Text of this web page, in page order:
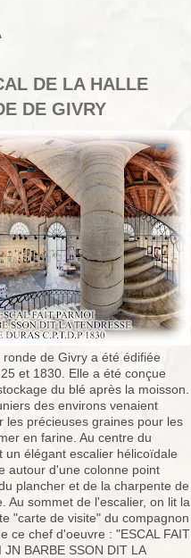
DE LA HALLE
DE GIVRY
ronde de Givry a été édifiée
et 1830. Elle a été conçue
du blé après la moisson.
des environs venaient
les précieuses graines pour les
en farine. Au centre du
un élégant escalier hélicoïdale
autour d'une colonne point
plancher et de la charpente de
Au sommet de l'escalier, on lit la
"carte de visite" du compagnon
ce chef d'oeuvre : "ESCAL FAIT
JN BARBE SSON DIT LA